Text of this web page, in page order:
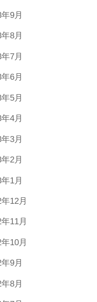
9月
8月
7月
6月
5月
4月
3月
2月
1月
12月
11月
10月
9月
8月